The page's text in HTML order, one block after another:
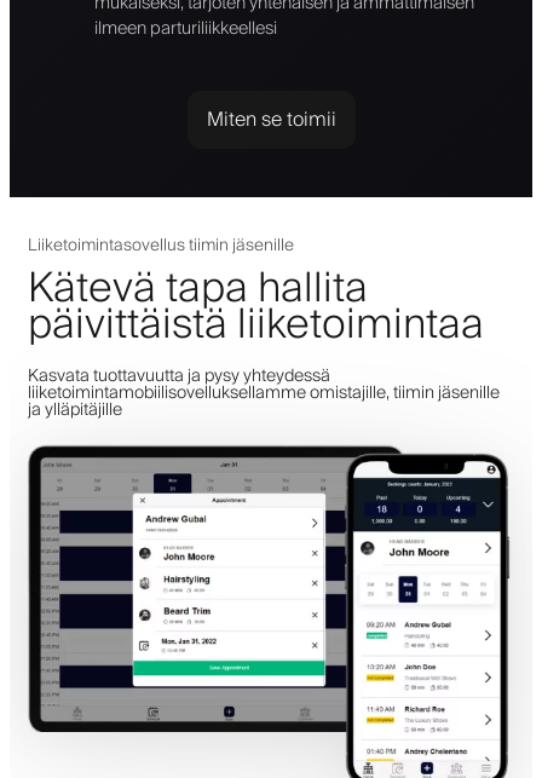
ilmeen parturiliikkeellesi
Miten se toimii
Liiketoimintasovellus tiimin jäsenille
Kätevä tapa hallita
päivittäistä liiketoimintaa
Kasvata tuottavuutta ja pysy yhteydessä
liiketoimintamobiilisovelluksellamme omistajille, tiimin jäsenille
ja ylläpitäjille